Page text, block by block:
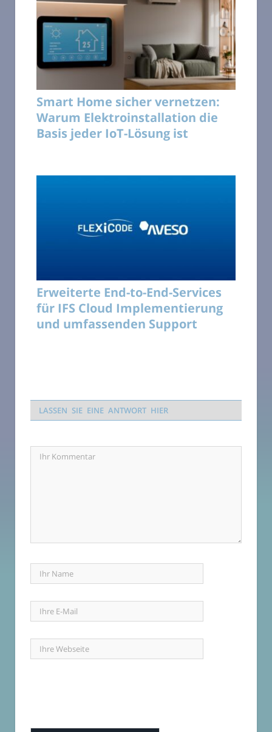
Smart Home sicher vernetzen:
Warum Elektroinstallation die
Basis jeder IoT-Lösung ist
Erweiterte End-to-End-Services
für IFS Cloud Implementierung
und umfassenden Support
LASSEN SIE EINE ANTWORT HIER